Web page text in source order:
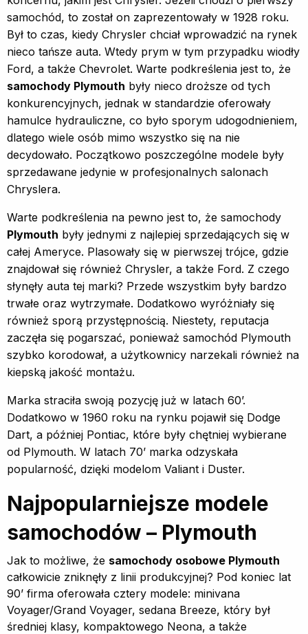
samochód, to został on zaprezentowały w 1928 roku.
Był to czas, kiedy Chrysler chciał wprowadzić na rynek
nieco tańsze auta. Wtedy prym w tym przypadku wiodły
Ford, a także Chevrolet. Warte podkreślenia jest to, że
samochody Plymouth były nieco droższe od tych
konkurencyjnych, jednak w standardzie oferowały
hamulce hydrauliczne, co było sporym udogodnieniem,
dlatego wiele osób mimo wszystko się na nie
decydowało. Początkowo poszczególne modele były
sprzedawane jedynie w profesjonalnych salonach
Chryslera.
Warte podkreślenia na pewno jest to, że samochody
Plymouth były jednymi z najlepiej sprzedających się w
całej Ameryce. Plasowały się w pierwszej trójce, gdzie
znajdował się również Chrysler, a także Ford. Z czego
słynęły auta tej marki? Przede wszystkim były bardzo
trwałe oraz wytrzymałe. Dodatkowo wyróżniały się
również sporą przystępnością. Niestety, reputacja
zaczęła się pogarszać, ponieważ samochód Plymouth
szybko korodował, a użytkownicy narzekali również na
kiepską jakość montażu.
Marka straciła swoją pozycję już w latach 60’.
Dodatkowo w 1960 roku na rynku pojawił się Dodge
Dart, a później Pontiac, które były chętniej wybierane
od Plymouth. W latach 70’ marka odzyskała
popularność, dzięki modelom Valiant i Duster.
Najpopularniejsze modele
samochodów – Plymouth
Jak to możliwe, że samochody osobowe Plymouth
całkowicie zniknęły z linii produkcyjnej? Pod koniec lat
90’ firma oferowała cztery modele: minivana
Voyager/Grand Voyager, sedana Breeze, który był
średniej klasy, kompaktowego Neona, a także